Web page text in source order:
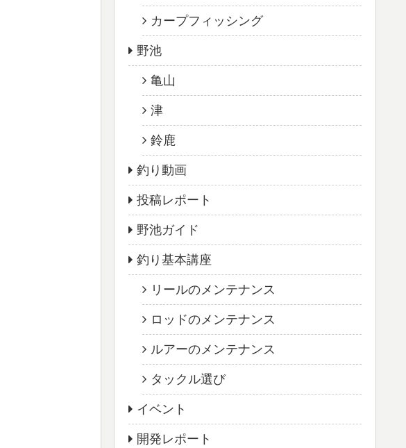
カープフィッシング
野池
亀山
津
鈴鹿
釣り動画
投稿レポート
野池ガイド
釣り基本講座
リールのメンテナンス
ロッドのメンテナンス
ルアーのメンテナンス
タックル選び
イベント
開発レポート